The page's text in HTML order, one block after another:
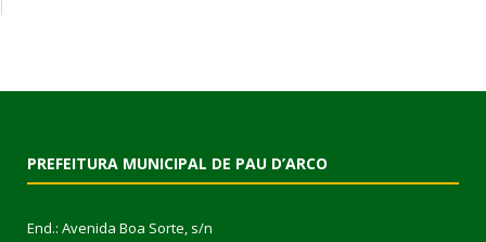
PREFEITURA MUNICIPAL DE PAU D’ARCO
End.: Avenida Boa Sorte, s/n